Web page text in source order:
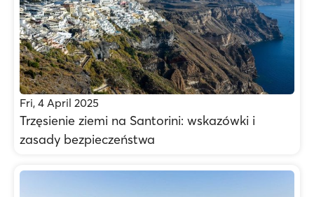
Fri, 4 April 2025
Trzęsienie ziemi na Santorini: wskazówki i
zasady bezpieczeństwa